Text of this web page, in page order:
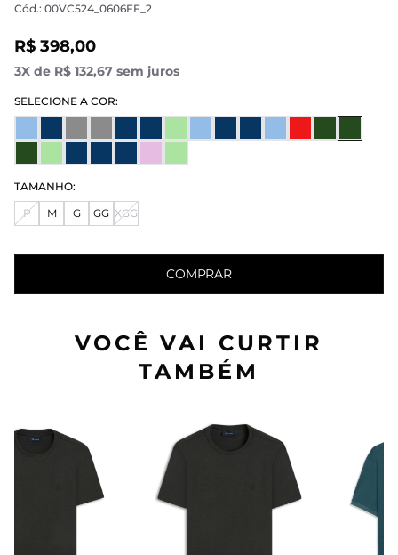
Cód.: 00VC524_0606FF_2
R$ 398,00
3X de R$ 132,67 sem juros
SELECIONE A COR:
TAMANHO:
P
M G GG XGG
COMPRAR
VOCÊ VAI CURTIR
TAMBÉM